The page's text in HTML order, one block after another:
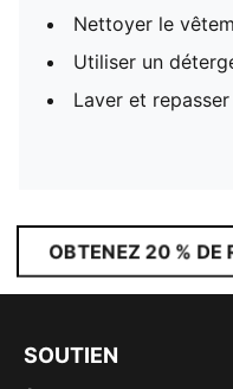
Nettoyer le
Utiliser un
Laver et repasser
OBTENEZ 20 % DE
SOUTIEN